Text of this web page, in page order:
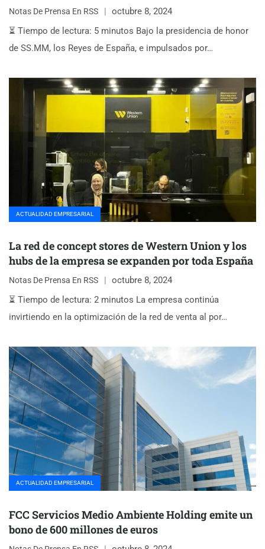
Notas De Prensa En RSS
octubre 8, 2024
⏳ Tiempo de lectura: 5 minutos Bajo la presidencia de honor
de SS.MM, los Reyes de España, e impulsados por…
ACTUALIDAD EMPRESARIAL
La red de concept stores de Western Union y los
hubs de la empresa se expanden por toda España
Notas De Prensa En RSS
octubre 8, 2024
⏳ Tiempo de lectura: 2 minutos La empresa continúa
invirtiendo en la optimización de la red de venta al por…
ACTUALIDAD EMPRESARIAL
FCC Servicios Medio Ambiente Holding emite un
bono de 600 millones de euros